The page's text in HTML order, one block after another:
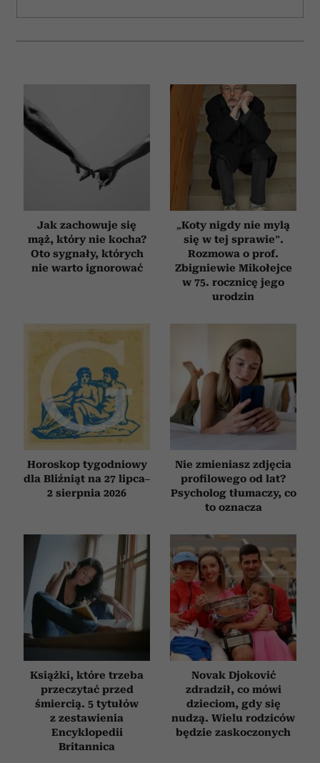
Jak zachowuje się
mąż, który nie kocha?
Oto sygnały, których
nie warto ignorować
„Koty nigdy nie mylą
się w tej sprawie”.
Rozmowa o prof.
Zbigniewie Mikołejce
w 75. rocznicę jego
urodzin
Horoskop tygodniowy
dla Bliźniąt na 27 lipca–
2 sierpnia 2026
Nie zmieniasz zdjęcia
profilowego od lat?
Psycholog tłumaczy, co
to oznacza
Książki, które trzeba
przeczytać przed
śmiercią. 5 tytułów
z zestawienia
Encyklopedii
Britannica
Novak Djoković
zdradził, co mówi
dzieciom, gdy się
nudzą. Wielu rodziców
będzie zaskoczonych